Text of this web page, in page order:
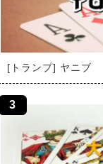
[トランプ] ヤニブ